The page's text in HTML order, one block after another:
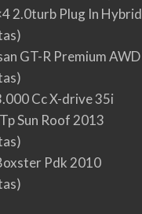
2.0turb Plug In Hybrid
GT-R Premium AWD
Cc X-drive 35i
Sun Roof 2013
Pdk 2010